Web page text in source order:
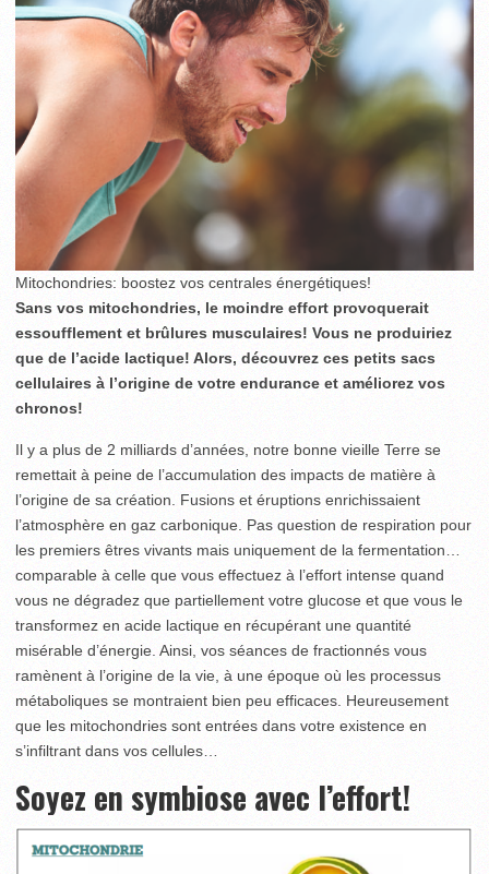
Mitochondries: boostez vos centrales énergétiques!
Sans vos mitochondries, le moindre effort provoquerait
essoufflement et brûlures musculaires! Vous ne produiriez
que de l’acide lactique! Alors, découvrez ces petits sacs
cellulaires à l’origine de votre endurance et améliorez vos
chronos!
Il y a plus de 2 milliards d’années, notre bonne vieille Terre se
remettait à peine de l’accumulation des impacts de matière à
l’origine de sa création. Fusions et éruptions enrichissaient
l’atmosphère en gaz carbonique. Pas question de respiration pour
les premiers êtres vivants mais uniquement de la fermentation…
comparable à celle que vous effectuez à l’effort intense quand
vous ne dégradez que partiellement votre glucose et que vous le
transformez en acide lactique en récupérant une quantité
misérable d’énergie. Ainsi, vos séances de fractionnés vous
ramènent à l’origine de la vie, à une époque où les processus
métaboliques se montraient bien peu efficaces. Heureusement
que les mitochondries sont entrées dans votre existence en
s’infiltrant dans vos cellules…
Soyez en symbiose avec l’effort!